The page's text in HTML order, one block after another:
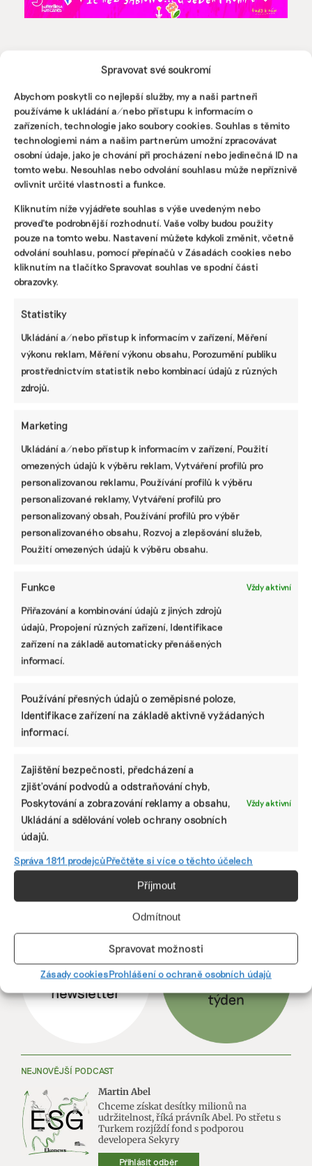
Spravovat své soukromí
Abychom poskytli co nejlepší služby, my a naši partneři
používáme k ukládání a/nebo přístupu k informacím o
zařízeních, technologie jako soubory cookies. Souhlas s těmito
technologiemi nám a našim partnerům umožní zpracovávat
osobní údaje, jako je chování při procházení nebo jedinečná ID na
tomto webu. Nesouhlas nebo odvolání souhlasu může nepříznivě
ovlivnit určité vlastnosti a funkce.
Kliknutím níže vyjádřete souhlas s výše uvedeným nebo
proveďte podrobnější rozhodnutí. Vaše volby budou použity
pouze na tomto webu. Nastavení můžete kdykoli změnit, včetně
odvolání souhlasu, pomocí přepínačů v Zásadách cookies nebo
kliknutím na tlačítko Spravovat souhlas ve spodní části
obrazovky.
Statistiky
Ukládání a/nebo přístup k informacím v zařízení, Měření
výkonu reklam, Měření výkonu obsahu, Porozumění publiku
prostřednictvím statistik nebo kombinací údajů z různých
zdrojů.
Marketing
Ukládání a/nebo přístup k informacím v zařízení, Použití
omezených údajů k výběru reklam, Vytváření profilů pro
personalizovanou reklamu, Používání profilů k výběru
personalizované reklamy, Vytváření profilů pro
personalizovaný obsah, Používání profilů pro výběr
personalizovaného obsahu, Rozvoj a zlepšování služeb,
Použití omezených údajů k výběru obsahu.
Funkce Vždy aktivní
Přiřazování a kombinování údajů z jiných zdrojů
údajů, Propojení různých zařízení, Identifikace
zařízení na základě automaticky přenášených
informací.
Používání přesných údajů o zeměpisné poloze,
Identifikace zařízení na základě aktivně vyžádaných
informací.
Zajištění bezpečnosti, předcházení a
zjišťování podvodů a odstraňování chyb,
Poskytování a zobrazování reklamy a obsahu,
Ukládání a sdělování voleb ochrany osobních
údajů.
Vždy aktivní
Správa 1811 prodejcůPřečtěte si více o těchto účelech
Příjmout
Odmítnout
Spravovat možnosti
Zásady cookiesProhlášení o ochraně osobních údajů
Pomozte udržet důležité
informace dostupné všem.
Díky vaší podpoře se můžeme pustit do témat,
která by jinak nevznikla.
Přispějte na vznik obsahu.
SDÍLET
PODOBNÉ PŘÍSPĚVKY
Ani trend, ani
povinnost.
Udržitelnost je
budoucna a
zvyšovat její
hodnotu, říká
expertka
Nejdřív najde
vadný panel.
inteligence
pomáhá ČEZ
Retardační,
nikoli
větrníků se
stává brzda
NEJNOVĚJŠÍ PODCAST
Martin Abel
Chceme získat desítky milionů na
udržitelnost, říká právník Abel. Po střetu s
Turkem rozjíždí fond s podporou
developera Sekyry
Přihlásit odběr